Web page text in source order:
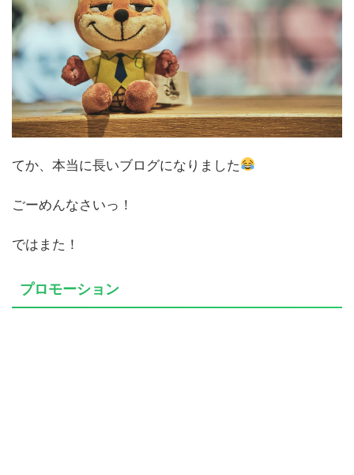
てか、本当に長いブログになりました
ごーめんなさいっ！
ではまた！
プロモーション